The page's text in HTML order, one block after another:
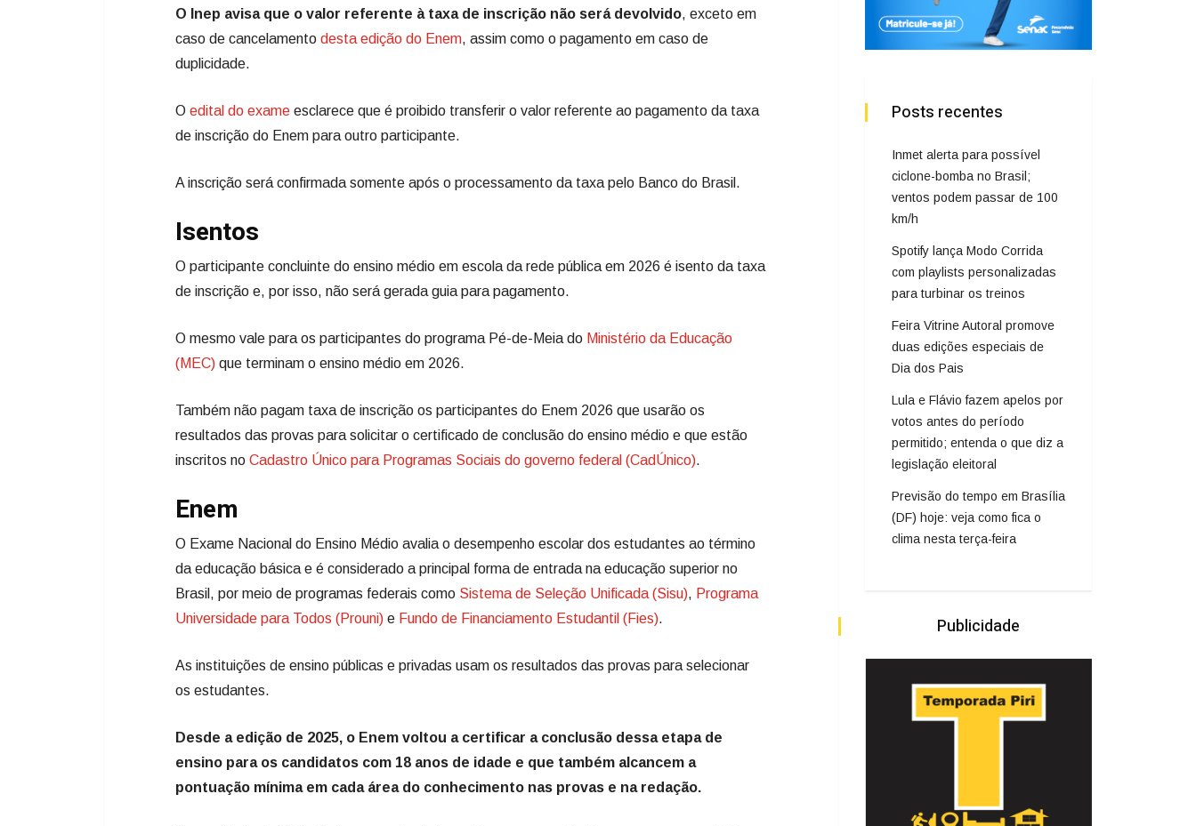
O Inep avisa que o valor referente à taxa de inscrição não será devolvido, exceto em
caso de cancelamento desta edição do Enem, assim como o pagamento em caso de
duplicidade.
O edital do exame esclarece que é proibido transferir o valor referente ao pagamento da taxa
de inscrição do Enem para outro participante.
A inscrição será confirmada somente após o processamento da taxa pelo Banco do Brasil.
Isentos
O participante concluinte do ensino médio em escola da rede pública em 2026 é isento da taxa
de inscrição e, por isso, não será gerada guia para pagamento.
O mesmo vale para os participantes do programa Pé-de-Meia do Ministério da Educação
(MEC) que terminam o ensino médio em 2026.
Também não pagam taxa de inscrição os participantes do Enem 2026 que usarão os
resultados das provas para solicitar o certificado de conclusão do ensino médio e que estão
inscritos no Cadastro Único para Programas Sociais do governo federal (CadÚnico).
Enem
O Exame Nacional do Ensino Médio avalia o desempenho escolar dos estudantes ao término
da educação básica e é considerado a principal forma de entrada na educação superior no
Brasil, por meio de programas federais como Sistema de Seleção Unificada (Sisu), Programa
Universidade para Todos (Prouni) e Fundo de Financiamento Estudantil (Fies).
As instituições de ensino públicas e privadas usam os resultados das provas para selecionar
os estudantes.
Desde a edição de 2025, o Enem voltou a certificar a conclusão dessa etapa de
ensino para os candidatos com 18 anos de idade e que também alcancem a
pontuação mínima em cada área do conhecimento nas provas e na redação.
Posts recentes
Inmet alerta para possível
ciclone-bomba no Brasil;
ventos podem passar de 100
km/h
Spotify lança Modo Corrida
com playlists personalizadas
para turbinar os treinos
Feira Vitrine Autoral promove
duas edições especiais de
Dia dos Pais
Lula e Flávio fazem apelos por
votos antes do período
permitido; entenda o que diz a
legislação eleitoral
Previsão do tempo em Brasília
(DF) hoje: veja como fica o
clima nesta terça-feira
Publicidade